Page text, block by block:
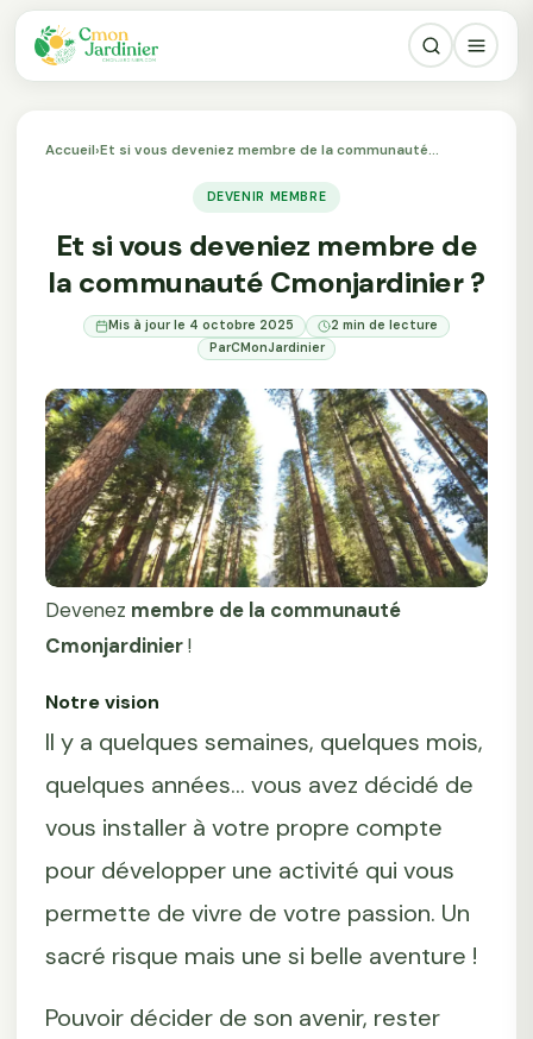
Accueil›Et si vous deveniez membre de la communauté…
DEVENIR MEMBRE
Et si vous deveniez membre de
la communauté Cmonjardinier ?
Mis à jour le 4 octobre 2025
2 min de lecture
ParCMonJardinier
Devenez membre de la communauté
Cmonjardinier!
Notre vision
Il y a quelques semaines, quelques mois,
quelques années… vous avez décidé de
vous installer à votre propre compte
pour développer une activité qui vous
permette de vivre de votre passion. Un
sacré risque mais une si belle aventure !
Pouvoir décider de son avenir, rester